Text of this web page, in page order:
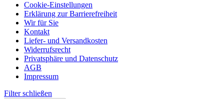
Cookie-Einstellungen
Erklärung zur Barrierefreiheit
Wir für Sie
Kontakt
Liefer- und Versandkosten
Widerrufsrecht
Privatsphäre und Datenschutz
AGB
Impressum
Filter schließen